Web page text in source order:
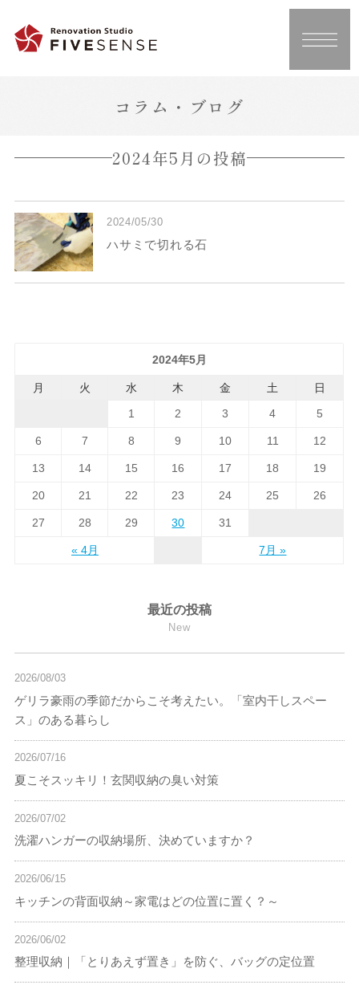
コラム・ブログ
2024年5月の投稿
2024/05/30
ハサミで切れる石
2024年5月
月 火 水 木 金 土 日
« 4月 7月 »
1 2 3 4 5
6 7 8 9 10 11 12
13 14 15 16 17 18 19
20 21 22 23 24 25 26
27 28 29 30 31
最近の投稿
New
2026/08/03
ゲリラ豪雨の季節だからこそ考えたい。「室内干しスペー
ス」のある暮らし
2026/07/16
夏こそスッキリ！玄関収納の臭い対策
2026/07/02
洗濯ハンガーの収納場所、決めていますか？
2026/06/15
キッチンの背面収納～家電はどの位置に置く？～
2026/06/02
整理収納｜「とりあえず置き」を防ぐ、バッグの定位置